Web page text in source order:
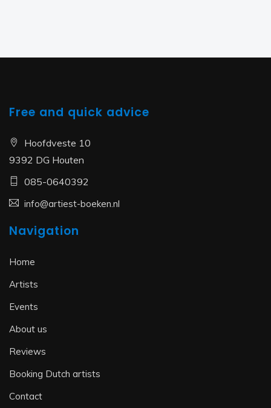
Free and quick advice
Hoofdveste 10
9392 DG Houten
085-0640392
info@artiest-boeken.nl
Navigation
Home
Artists
Events
About us
Reviews
Booking Dutch artists
Contact